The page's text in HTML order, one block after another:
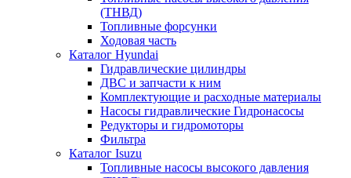
(ТНВД)
Топливные форсунки
Ходовая часть
Каталог Hyundai
Гидравлические цилиндры
ДВС и запчасти к ним
Комплектующие и расходные материалы
Насосы гидравлические Гидронасосы
Редукторы и гидромоторы
Фильтра
Каталог Isuzu
Топливные насосы высокого давления